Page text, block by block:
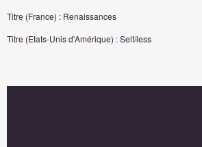
Titre (France) : Renaissances
Titre (Etats-Unis d'Amérique) : Self/less